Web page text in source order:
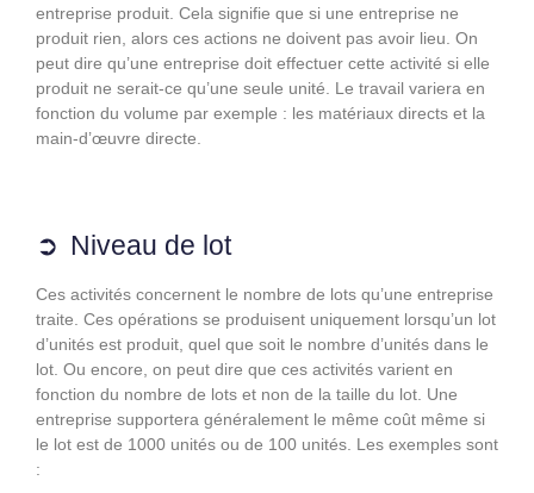
entreprise produit. Cela signifie que si une entreprise ne
produit rien, alors ces actions ne doivent pas avoir lieu. On
peut dire qu’une entreprise doit effectuer cette activité si elle
produit ne serait-ce qu’une seule unité. Le travail variera en
fonction du volume par exemple : les matériaux directs et la
main-d’œuvre directe.
Niveau de lot
Ces activités concernent le nombre de lots qu’une entreprise
traite. Ces opérations se produisent uniquement lorsqu’un lot
d’unités est produit, quel que soit le nombre d’unités dans le
lot. Ou encore, on peut dire que ces activités varient en
fonction du nombre de lots et non de la taille du lot. Une
entreprise supportera généralement le même coût même si
le lot est de 1000 unités ou de 100 unités. Les exemples sont
: